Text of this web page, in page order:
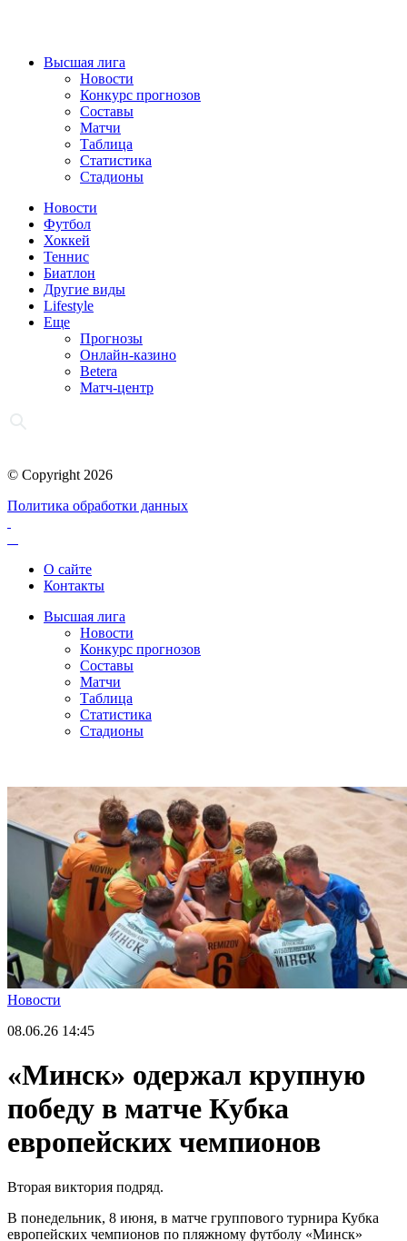
Высшая лига
Новости
Конкурс прогнозов
Составы
Матчи
Таблица
Статистика
Стадионы
Новости
Футбол
Хоккей
Теннис
Биатлон
Другие виды
Lifestyle
Еще
Прогнозы
Онлайн-казино
Betera
Матч-центр
© Copyright 2026
Политика обработки данных
О сайте
Контакты
Высшая лига
Новости
Конкурс прогнозов
Составы
Матчи
Таблица
Статистика
Стадионы
Новости
08.06.26 14:45
«Минск» одержал крупную
победу в матче Кубка
европейских чемпионов
Вторая виктория подряд.
В понедельник, 8 июня, в матче группового турнира Кубка
европейских чемпионов по пляжному футболу «Минск»